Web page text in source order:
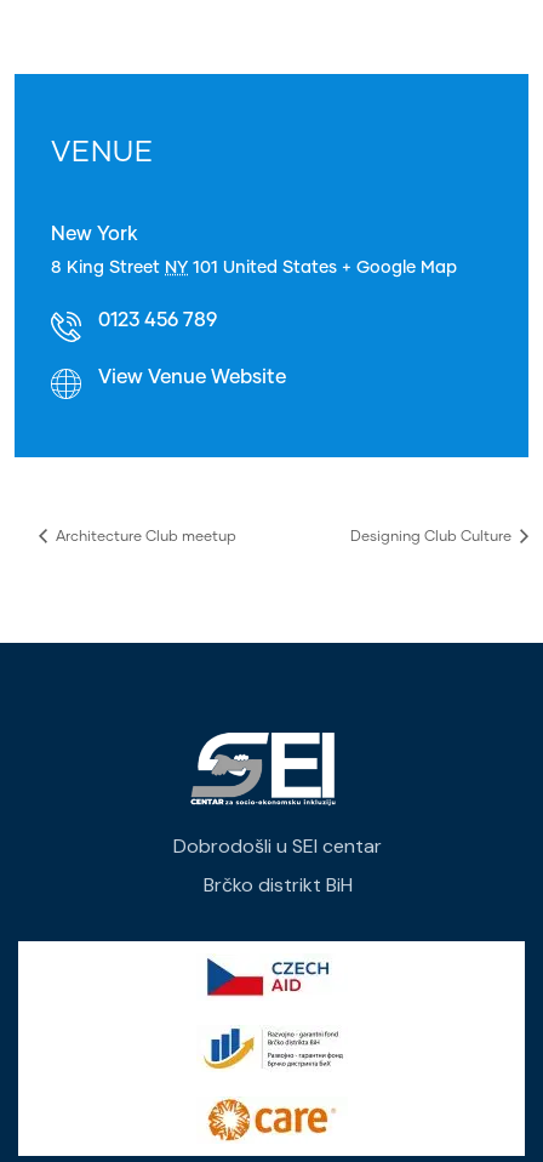
VENUE
New York
8 King Street NY 101 United States + Google Map
0123 456 789
View Venue Website
Architecture Club meetup Designing Club Culture
Dobrodošli u SEI centar
Brčko distrikt BiH